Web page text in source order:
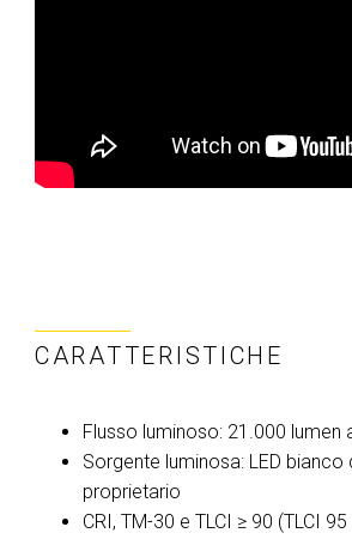
CARATTERISTICHE
Flusso luminoso: 21.000 lumen
Sorgente luminosa: LED bianco
proprietario
CRI, TM-30 e TLCI ≥ 90 (TLCI